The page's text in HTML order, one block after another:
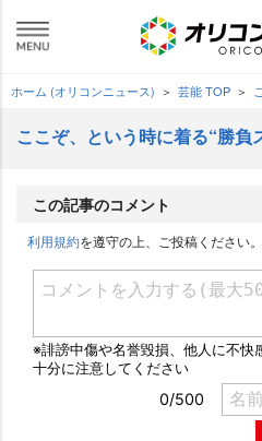
ホーム (オリコンニュース) 芸能 TOP
ここぞ、という時に着る“勝負
この記事のコメント
利用規約を遵守の上、ご投稿ください。